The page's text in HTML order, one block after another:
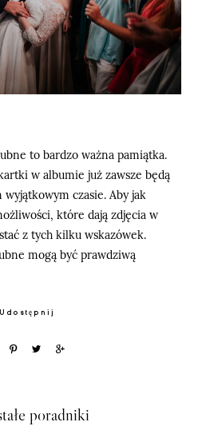
to bardzo ważna pamiątka.
w albumie już zawsze będą
czasie. Aby jak
które dają zdjęcia w
z tych kilku wskazówek.
mogą być prawdziwą
Udostępnij
poradniki